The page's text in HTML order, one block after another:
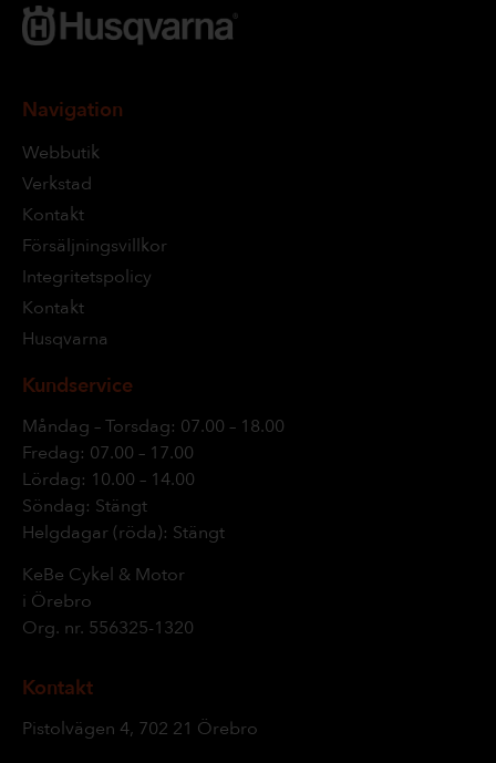
Navigation
Webbutik
Verkstad
Kontakt
Försäljningsvillkor
Integritetspolicy
Kontakt
Husqvarna
Kundservice
Måndag – Torsdag: 07.00 – 18.00
Fredag: 07.00 – 17.00
Lördag: 10.00 – 14.00
Söndag: Stängt
Helgdagar (röda): Stängt
KeBe Cykel & Motor
i Örebro
Org. nr. 556325-1320
Kontakt
Pistolvägen 4, 702 21 Örebro